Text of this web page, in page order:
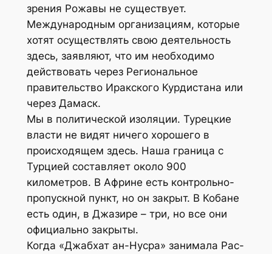
зрения Рожавы не существует.
Международным организациям, которые
хотят осуществлять свою деятельность
здесь, заявляют, что им необходимо
действовать через Региональное
правительство Иракского Курдистана или
через Дамаск.
Мы в политической изоляции. Турецкие
власти не видят ничего хорошего в
происходящем здесь. Наша граница с
Турцией составляет около 900
километров. В Африне есть контрольно-
пропускной пункт, но он закрыт. В Кобане
есть один, в Джазире – три, но все они
официально закрыты.
Когда «Джабхат ан-Нусра» занимала Рас-